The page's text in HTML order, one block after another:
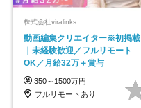
株式会社viralinks
動画編集クリエイター※初掲載
｜未経験歓迎／フルリモート
OK／月給32万＋賞与
350～1500万円
フルリモートあり